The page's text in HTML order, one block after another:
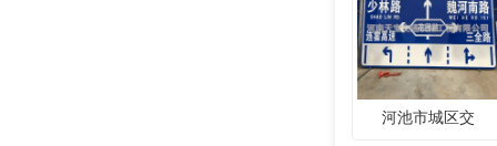
河池市城区交